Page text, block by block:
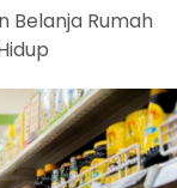
Belanja Rumah